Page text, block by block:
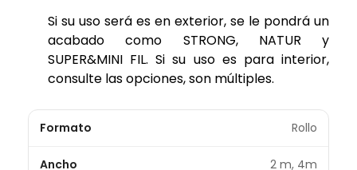
Si su uso será es en exterior, se le pondrá un
acabado como STRONG, NATUR y
SUPER&MINI FIL. Si su uso es para interior,
consulte las opciones, son múltiples.
Formato Rollo
Ancho 2 m, 4m